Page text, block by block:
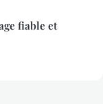
fiable et